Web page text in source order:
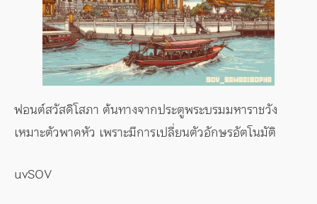
ฟอนต์สวัสดิโสภา ต้นทางจากประตูพระบรมมหาราชวัง
เหมาะตัวพาดหัว เพราะมีการเปลี่ยนตัวอักษรอัตโนมัติ
uvSOV